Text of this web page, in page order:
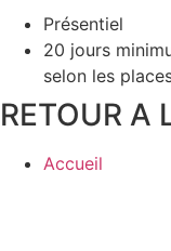
Présentiel
20 jours
selon les
RETOUR A
Accueil